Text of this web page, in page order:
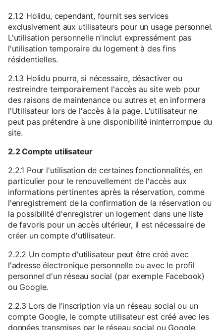
2.1.2 Holidu, cependant, fournit ses services
exclusivement aux utilisateurs pour un usage personnel.
L'utilisation personnelle n'inclut expressément pas
l'utilisation temporaire du logement à des fins
résidentielles.
2.1.3 Holidu pourra, si nécessaire, désactiver ou
restreindre temporairement l'accès au site web pour
des raisons de maintenance ou autres et en informera
l'Utilisateur lors de l'accès à la page. L'utilisateur ne
peut pas prétendre à une disponibilité ininterrompue du
site.
2.2 Compte utilisateur
2.2.1 Pour l'utilisation de certaines fonctionnalités, en
particulier pour le renouvellement de l'accès aux
informations pertinentes après la réservation, comme
l'enregistrement de la confirmation de la réservation ou
la possibilité d'enregistrer un logement dans une liste
de favoris pour un accès ultérieur, il est nécessaire de
créer un compte d'utilisateur.
2.2.2 Un compte d'utilisateur peut être créé avec
l'adresse électronique personnelle ou avec le profil
personnel d'un réseau social (par exemple Facebook)
ou Google.
2.2.3 Lors de l'inscription via un réseau social ou un
compte Google, le compte utilisateur est créé avec les
données transmises par le réseau social ou Google.